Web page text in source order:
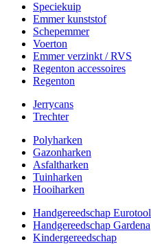
Speciekuip
Emmer kunststof
Schepemmer
Voerton
Emmer verzinkt / RVS
Regenton accessoires
Regenton
Jerrycans
Trechter
Polyharken
Gazonharken
Asfaltharken
Tuinharken
Hooiharken
Handgereedschap Eurotool
Handgereedschap Gardena
Kindergereedschap